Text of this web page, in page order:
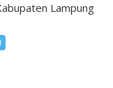
Lampung